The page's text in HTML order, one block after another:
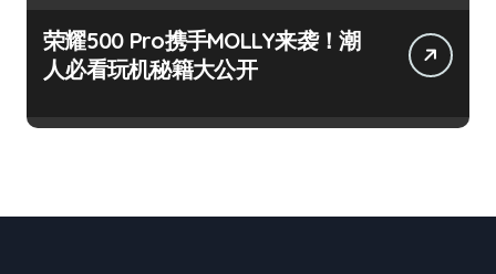
荣耀500 Pro携手MOLLY来袭！潮
人必看玩机秘籍大公开